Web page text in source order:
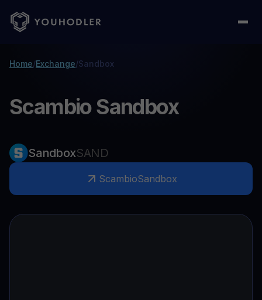
Home/Exchange/Sandbox
Scambio Sandbox
SandboxSAND
ScambioSandbox